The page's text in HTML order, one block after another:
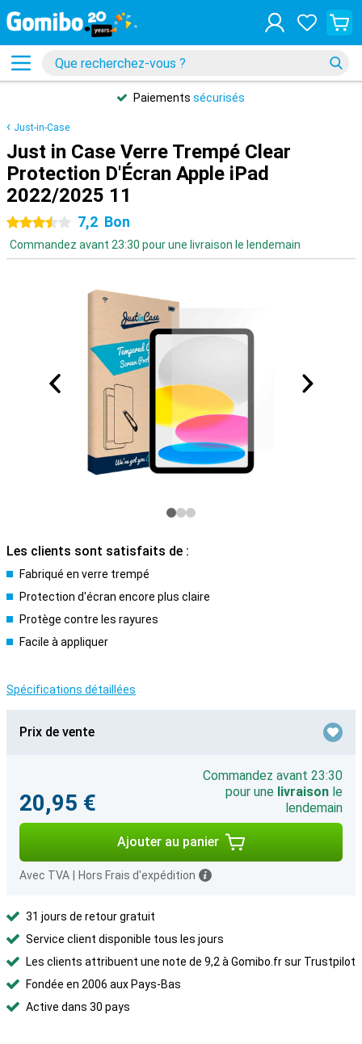
Paiements sécurisés
Just-in-Case
Just in Case Verre Trempé Clear
Protection D'Écran Apple iPad
2022/2025 11
3.5 étoiles
7,2 Bon
Commandez avant 23:30 pour une livraison le lendemain
Les clients sont satisfaits de :
Fabriqué en verre trempé
Protection d'écran encore plus claire
Protège contre les rayures
Facile à appliquer
Spécifications détaillées
Prix de vente
20,95 €
Commandez avant 23:30
pour une livraison le
lendemain
Ajouter au panier
Avec TVA Hors Frais d'expédition
31 jours de retour gratuit
Service client disponible tous les jours
Les clients attribuent une note de 9,2 à Gomibo.fr sur Trustpilot
Fondée en 2006 aux Pays-Bas
Active dans 30 pays